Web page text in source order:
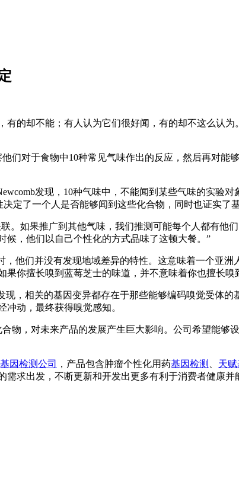
的却不能；有人认为它们很好闻，有的却不这么认
们对于食物中10种常见气味作出的反应，然后再对
发现，10种气味中，不能闻到某些气味的实
定了一个人是否能够闻到这些化合物，同时也证实了
。如果推广到其他气味，我们推测可能每个人都有
，他们以自己个性化的方式品味了这顿大餐。”
他们并没有发现地域差异的特性。这意味着一个亚
你擅长嗅到蓝莓芝士的味道，并不意味着你也擅长嗅
，相关的基因变异都存在于那些能够编码嗅觉受体
动，最终获得嗅觉感知。
物，对未来产品的发展产生巨大影响。公司希望能
基因检测公司 ，产品包含肿瘤个性化用药基因检测 天赋
求出发，不断更新和开发出更多有利于消费者健康并